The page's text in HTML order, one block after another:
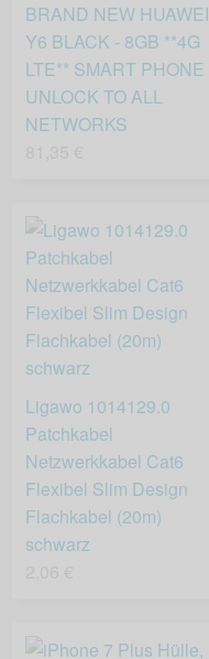
BRAND NEW HUAWEI
Y6 BLACK - 8GB **4G
LTE** SMART PHONE
UNLOCK TO ALL
NETWORKS
Ligawo 1014129.0
Patchkabel
Netzwerkkabel Cat6
Flexibel Slim Design
Flachkabel (20m)
schwarz